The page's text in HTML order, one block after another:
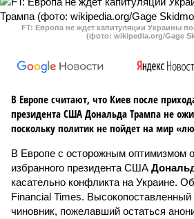
FT: Европа не ждет капитуляции Украины
(фото: wikipedia.org/Gage
В Европе считают, что Киев после
президента США Дональда Трампа не
поскольку политик не пойдет на мир
В Европе с осторожным оптимизмом
избранного президента США
касательно конфликта на Украине.
Financial Times. Высокопоставленный
чиновник, пожелавший остаться